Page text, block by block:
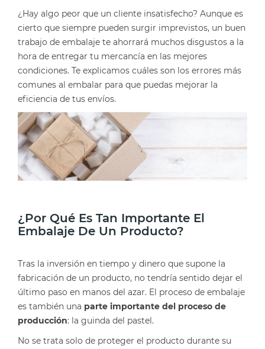
¿Hay algo peor que un cliente insatisfecho? Aunque es
cierto que siempre pueden surgir imprevistos, un buen
trabajo de embalaje te ahorrará muchos disgustos a la
hora de entregar tu mercancía en las mejores
condiciones. Te explicamos cuáles son los errores más
comunes al embalar para que puedas mejorar la
eficiencia de tus envíos.
¿Por Qué Es Tan Importante El
Embalaje De Un Producto?
Tras la inversión en tiempo y dinero que supone la
fabricación de un producto, no tendría sentido dejar el
último paso en manos del azar. El proceso de embalaje
es también una parte importante del proceso de
producción: la guinda del pastel.
No se trata solo de proteger el producto durante su